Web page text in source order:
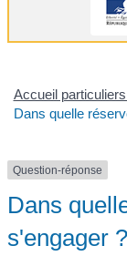
Accueil particuliers
Dans quelle
Question-réponse
Dans
s'engager ?